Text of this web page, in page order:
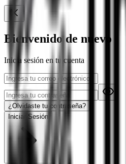
Bienvenido de nuevo
Inicia sesión en tu cuenta
¿Olvidaste tu contraseña?
Iniciar Sesión